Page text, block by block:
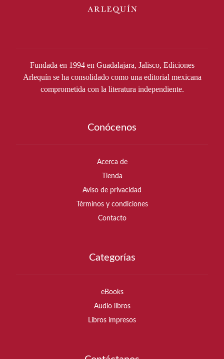
Fundada en 1994 en Guadalajara, Jalisco, Ediciones
Arlequín se ha consolidado como una editorial mexicana
comprometida con la literatura independiente.
Conócenos
Acerca de
Tienda
Aviso de privacidad
Términos y condiciones
Contacto
Categorías
eBooks
Audio libros
Libros impresos